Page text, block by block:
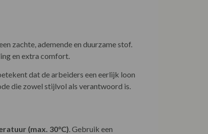
zachte, ademende en duurzame stof.
en extra comfort.
dat de arbeiders een eerlijk loon
die zowel stijlvol als verantwoord is.
(max. 30°C). Gebruik een